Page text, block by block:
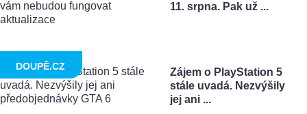
11. srpna. Pak už ...
Zájem o PlayStation 5
stále uvadá. Nezvýšily
jej ani ...
DOUPĚ.CZ